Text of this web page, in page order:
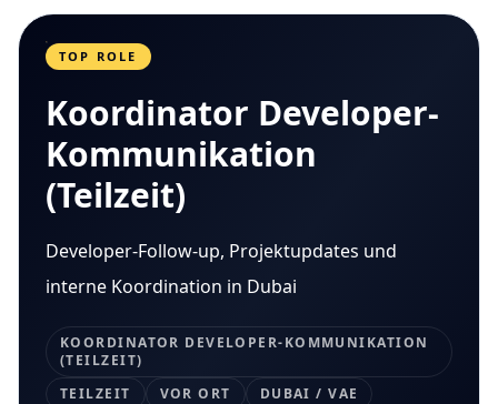
TOP ROLE
Koordinator Developer-
Kommunikation
(Teilzeit)
Developer-Follow-up, Projektupdates und
interne Koordination in Dubai
KOORDINATOR DEVELOPER-KOMMUNIKATION
(TEILZEIT)
TEILZEIT
VOR ORT DUBAI / VAE